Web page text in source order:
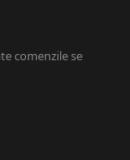
comenzile se